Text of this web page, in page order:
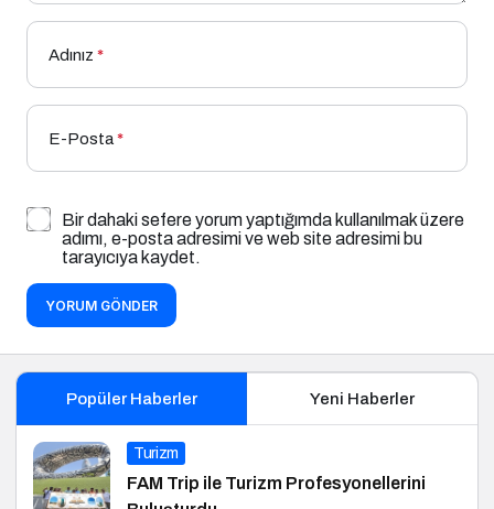
Adınız *
E-Posta*
Bir dahaki sefere yorum yaptığımda kullanılmak üzere
adımı, e-posta adresimi ve web site adresimi bu
tarayıcıya kaydet.
YORUM GÖNDER
Popüler Haberler Yeni Haberler
Turizm
FAM Trip ile Turizm Profesyonellerini